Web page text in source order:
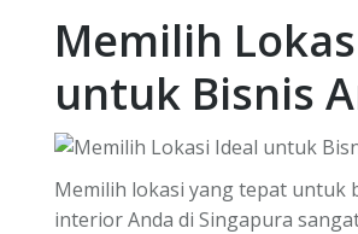
Memilih
untuk Bisnis
Memilih lokasi yang tepat untuk
interior Anda di Singapura